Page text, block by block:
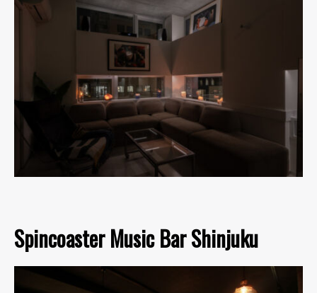
Spincoaster Music Bar Shinjuku